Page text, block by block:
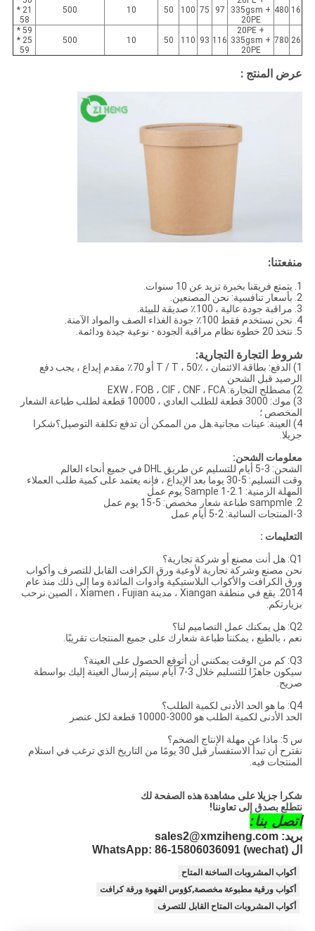
16
480
335gsm +
20PE
97
75
100
50
10
500
21 *
58
26
780
20PE +
335gsm +
20PE
116
93
110
50
10
500
59 *
25 *
59
عرض المنتج :
منفعتنا:
1. يتمتع فريقنا بخبرة تزيد عن 10 سنوات.
2. بأسعار تنافسية: نحن المصنعين.
3. مراقبة جودة عالية ، 100٪ صديقة للبيئة.
4. نحن نستخدم فقط 100٪ جودة الغذاء الصف والمواد الآمنة.
5. نتخذ 20 خطوة نظام مراقبة الجودة - نوعية جيدة ودائمة.
شروط التجارة التجارية:
1) الدفع: بطاقة الائتمان ، T / T ، 50٪ أو 70٪ مقدم إيداع ، يجب دفع
الرصيد قبل الشحن
2) مصطلح التجارة: EXW ، FOB ، CIF ، CNF ، FCA
3) موك: 3000 قطعة للطلب العادي ، 10000 قطعة لطلب طباعة الشعار
المخصص ؛
4) العينة: عينات مجانية.هل من الممكن أن تدفع تكلفة التوصيل؟شكرا
جزيلا.
معلومات الشحن:
الشحن: 3-5 أيام للتسليم عن طريق DHL في جميع أنحاء العالم
وقت التسليم: 5-30 يوما بعد الإيداع ، فإنه يعتمد على كمية طلب العملاء
المهلة الزمنية: 1.Sample 1-2 يوم عمل
2. sampmle طباعة شعار مخصص: 5-15 يوم عمل
3-المنتجات السائبة: 2-5 أيام عمل
التعليمات :
Q1: هل أنت مصنع أو شركة تجارية؟
نحن مصنع وشركة تجارية لأوعية ورق الكرافت القابل للتصرف وأكواب
ورق الكرافت والأكواب البلاستيكية وأدوات المائدة وما إلى ذلك منذ عام
2014. يقع في منطقة Xiangan ، مدينة Xiamen ، Fujian ، الصين.نرحب
بزيارتكم.
Q2: هل يمكنك عمل التصاميم لنا؟
نعم ، بالطبع ، يمكننا طباعة شعارك على جميع المنتجات تقريبًا.
Q3: كم من الوقت يمكنني أن أتوقع الحصول على العينة؟
سيكون جاهزًا للتسليم خلال 3-7 أيام.سيتم إرسال العينة إليك بواسطة
صريح.
Q4: ما هو الحد الأدنى لكمية الطلب؟
الحد الأدنى لكمية الطلب هو 3000-10000 قطعة لكل عنصر
س 5: ماذا عن مهلة الإنتاج الضخم؟
نقترح أن تبدأ الاستفسار قبل 30 يومًا من التاريخ الذي ترغب في استلام
المنتجات فيه.
شكرا جزيلا على مشاهدة هذه الصفحة لك
نتطلع بصدق إلى تعاوننا!
اتصل بنا:
بريد: sales2@xmziheng.com
ال WhatsApp: 86-15806036091 (wechat)
أكواب المشروبات الساخنة المتاح
أكواب ورقية مطبوعة مخصصة,كؤوس القهوة ورقة كرافت
أكواب المشروبات المتاح القابل للتصرف